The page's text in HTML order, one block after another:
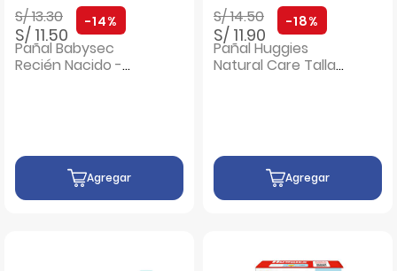
Precio rebajado de
S/ 13.30a
S/ 11.50
-14%
Pañal Babysec
Recién Nacido -
Agregar
Precio rebajado de
S/ 14.50a
S/ 11.90
-18%
Pañal Huggies
Natural Care Talla
Agregar